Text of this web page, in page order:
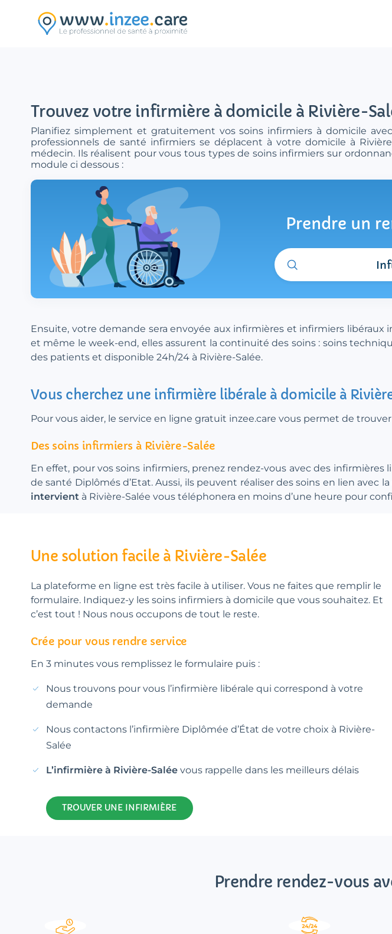
Trouvez votre infirmière à domicile à Rivière-
Planifiez simplement et gratuitement vos soins infirmiers à domicile
professionnels de santé infirmiers se déplacent à votre domicile à
médecin. Ils réalisent pour vous tous types de soins infirmiers sur
module ci dessous :
Prendre un
Ensuite, votre demande sera envoyée aux infirmières et infirmiers
et même le week-end, elles assurent la continuité des soins : soins
des patients et disponible 24h/24 à Rivière-Salée.
Vous cherchez une infirmière libérale à domicile à
Pour vous aider, le service en ligne gratuit inzee.care vous permet de
Des soins infirmiers à Rivière-Salée
En effet, pour vos soins infirmiers, prenez rendez-vous avec des infirmières
de santé Diplômés d’Etat. Aussi, ils peuvent réaliser des soins en lien avec
intervient à Rivière-Salée vous téléphonera en moins d’une heure pour
Une solution facile à Rivière-Salée
La plateforme en ligne est très facile à utiliser. Vous ne faites que remplir le
formulaire. Indiquez-y les soins infirmiers à domicile que vous souhaitez. Et
c’est tout ! Nous nous occupons de tout le reste.
Crée pour vous rendre service
En 3 minutes vous remplissez le formulaire puis :
Nous trouvons pour vous l’infirmière libérale qui correspond à votre
demande
Nous contactons l’infirmière Diplômée d’État de votre choix à Rivière-
Salée
L’infirmière à Rivière-Salée vous rappelle dans les meilleurs délais
TROUVER UNE INFIRMIÈRE
Prendre rendez-vous